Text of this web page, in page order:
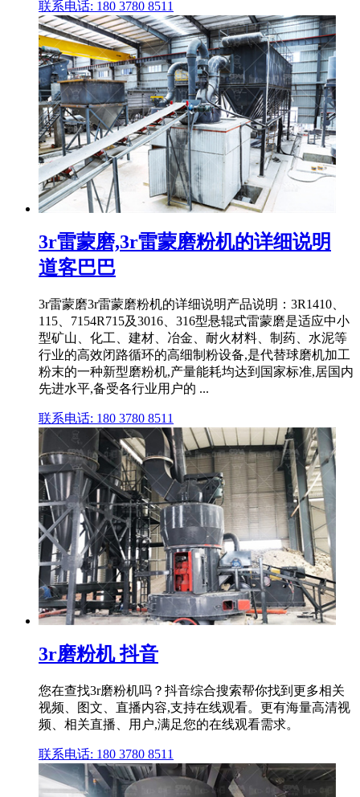
联系电话: 180 3780 8511
3r雷蒙磨,3r雷蒙磨粉机的详细说明
道客巴巴
3r雷蒙磨3r雷蒙磨粉机的详细说明产品说明：3R1410、
115、7154R715及3016、316型悬辊式雷蒙磨是适应中小
型矿山、化工、建材、冶金、耐火材料、制药、水泥等
行业的高效闭路循环的高细制粉设备,是代替球磨机加工
粉末的一种新型磨粉机,产量能耗均达到国家标准,居国内
先进水平,备受各行业用户的 ...
联系电话: 180 3780 8511
3r磨粉机 抖音
您在查找3r磨粉机吗？抖音综合搜索帮你找到更多相关
视频、图文、直播内容,支持在线观看。更有海量高清视
频、相关直播、用户,满足您的在线观看需求。
联系电话: 180 3780 8511